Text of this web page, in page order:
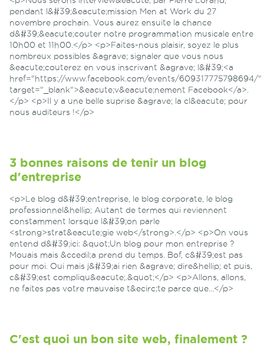
pendant l&#39;&eacute;mission Men at Work du 27
novembre prochain. Vous aurez ensuite la chance
d&#39;&eacute;couter notre programmation musicale entre
10h00 et 11h00.</p> <p>Faites-nous plaisir, soyez le plus
nombreux possibles &agrave; signaler que vous nous
&eacute;couterez en vous inscrivant &agrave; l&#39;<a
href="https://www.facebook.com/events/609317775798694/"
target="_blank">&eacute;v&eacute;nement Facebook</a>.
</p> <p>Il y a une belle suprise &agrave; la cl&eacute; pour
nous auditeurs !</p>
3 bonnes raisons de tenir un blog
d'entreprise
<p>Le blog d&#39;entreprise, le blog corporate, le blog
professionnel&hellip; Autant de termes qui reviennent
constamment lorsque l&#39;on parle
<strong>strat&eacute;gie web</strong>.</p> <p>On vous
entend d&#39;ici: &quot;Un blog pour mon entreprise ?
Mouais mais &ccedil;a prend du temps. Bof, c&#39;est pas
pour moi. Oui mais j&#39;ai rien &agrave; dire&hellip; et puis,
c&#39;est compliqu&eacute;.&quot;</p> <p>Allons, allons,
ne faites pas votre mauvaise t&ecirc;te parce que...</p>
C'est quoi un bon site web, finalement ?